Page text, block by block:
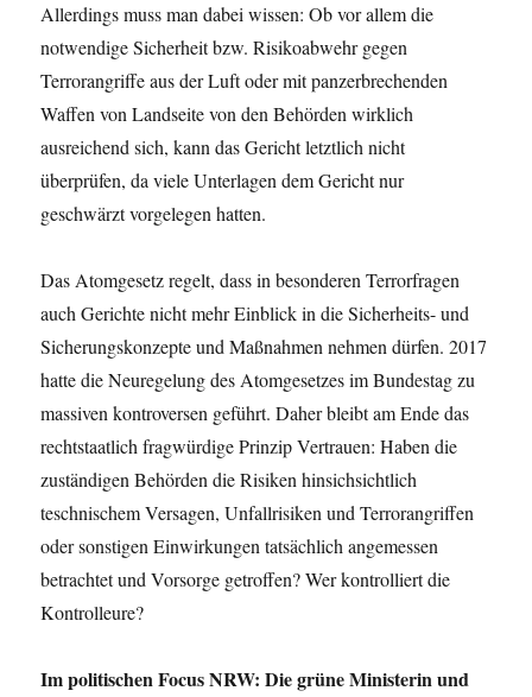
Allerdings muss man dabei wissen: Ob vor allem die
notwendige Sicherheit bzw. Risikoabwehr gegen
Terrorangriffe aus der Luft oder mit panzerbrechenden
Waffen von Landseite von den Behörden wirklich
ausreichend sich, kann das Gericht letztlich nicht
überprüfen, da viele Unterlagen dem Gericht nur
geschwärzt vorgelegen hatten.
Das Atomgesetz regelt, dass in besonderen Terrorfragen
auch Gerichte nicht mehr Einblick in die Sicherheits- und
Sicherungskonzepte und Maßnahmen nehmen dürfen. 2017
hatte die Neuregelung des Atomgesetzes im Bundestag zu
massiven kontroversen geführt. Daher bleibt am Ende das
rechtstaatlich fragwürdige Prinzip Vertrauen: Haben die
zuständigen Behörden die Risiken hinsichsichtlich
teschnischem Versagen, Unfallrisiken und Terrorangriffen
oder sonstigen Einwirkungen tatsächlich angemessen
betrachtet und Vorsorge getroffen? Wer kontrolliert die
Kontrolleure?
Im politischen Focus NRW: Die grüne Ministerin und